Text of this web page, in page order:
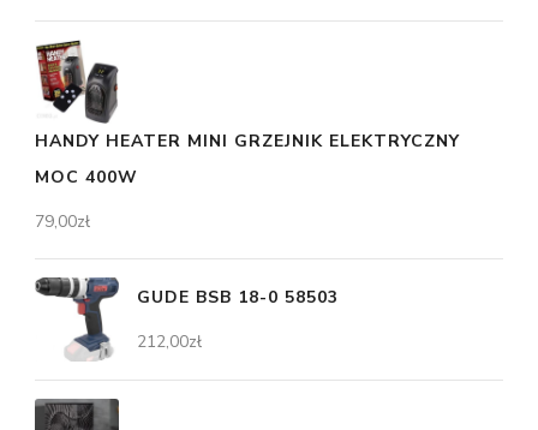
HANDY HEATER MINI GRZEJNIK ELEKTRYCZNY
MOC 400W
79,00zł
GUDE BSB 18-0 58503
212,00zł